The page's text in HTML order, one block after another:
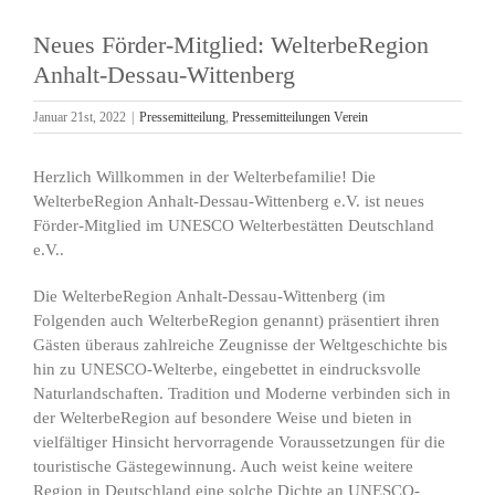
Neues Förder-Mitglied: WelterbeRegion
Anhalt-Dessau-Wittenberg
Januar 21st, 2022 Pressemitteilung, Pressemitteilungen Verein
Herzlich Willkommen in der Welterbefamilie! Die
WelterbeRegion Anhalt-Dessau-Wittenberg e.V. ist neues
Förder-Mitglied im UNESCO Welterbestätten Deutschland
e.V..
Die WelterbeRegion Anhalt-Dessau-Wittenberg (im
Folgenden auch WelterbeRegion genannt) präsentiert ihren
Gästen überaus zahlreiche Zeugnisse der Weltgeschichte bis
hin zu UNESCO-Welterbe, eingebettet in eindrucksvolle
Naturlandschaften. Tradition und Moderne verbinden sich in
der WelterbeRegion auf besondere Weise und bieten in
vielfältiger Hinsicht hervorragende Voraussetzungen für die
touristische Gästegewinnung. Auch weist keine weitere
Region in Deutschland eine solche Dichte an UNESCO-